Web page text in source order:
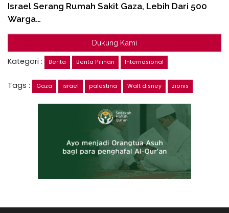
Israel Serang Rumah Sakit Gaza, Lebih Dari 500
Warga…
Dukung Kami
Kategori : Berita Berita Pilihan Internasional
Tags : Gaza israel palestina Walt disney zionis